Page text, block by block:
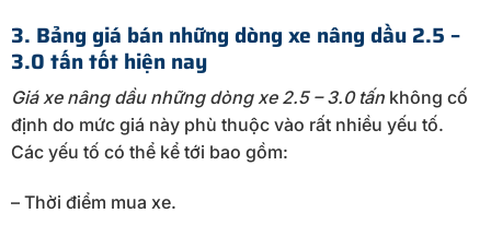
3. Bảng giá bán những dòng xe nâng dầu 2.5 –
3.0 tấn tốt hiện nay
Giá xe nâng dầu những dòng xe 2.5 – 3.0 tấn không cố
định do mức giá này phù thuộc vào rất nhiều yếu tố.
Các yếu tố có thể kể tới bao gồm:
– Thời điểm mua xe.